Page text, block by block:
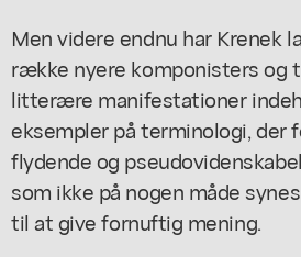
Men videre endnu har Krenek
række nyere komponisters og
litterære manifestationer
eksempler på terminologi, der
flydende og
som ikke på nogen måde
til at give fornuftig mening.